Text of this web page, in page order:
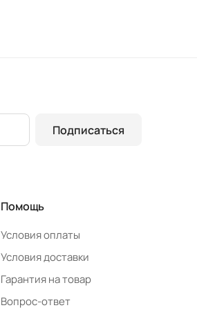
Подписаться
Помощь
Условия оплаты
Условия доставки
Гарантия на товар
Вопрос-ответ